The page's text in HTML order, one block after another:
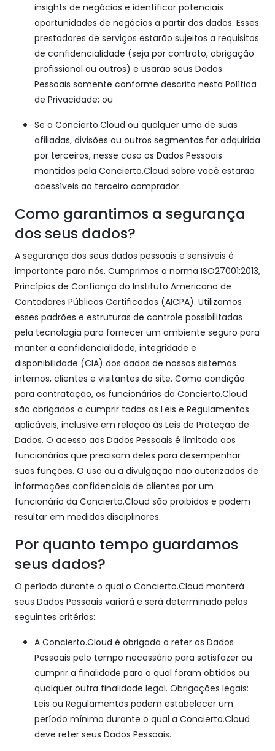
insights de negócios e identificar potenciais
oportunidades de negócios a partir dos dados. Esses
prestadores de serviços estarão sujeitos a requisitos
de confidencialidade (seja por contrato, obrigação
profissional ou outros) e usarão seus Dados
Pessoais somente conforme descrito nesta Política
de Privacidade; ou
Se a Concierto.Cloud ou qualquer uma de suas
afiliadas, divisões ou outros segmentos for adquirida
por terceiros, nesse caso os Dados Pessoais
mantidos pela Concierto.Cloud sobre você estarão
acessíveis ao terceiro comprador.
Como garantimos a segurança
dos seus dados?
A segurança dos seus dados pessoais e sensíveis é
importante para nós. Cumprimos a norma ISO27001:2013,
Princípios de Confiança do Instituto Americano de
Contadores Públicos Certificados (AICPA). Utilizamos
esses padrões e estruturas de controle possibilitadas
pela tecnologia para fornecer um ambiente seguro para
manter a confidencialidade, integridade e
disponibilidade (CIA) dos dados de nossos sistemas
internos, clientes e visitantes do site. Como condição
para contratação, os funcionários da Concierto.Cloud
são obrigados a cumprir todas as Leis e Regulamentos
aplicáveis, inclusive em relação às Leis de Proteção de
Dados. O acesso aos Dados Pessoais é limitado aos
funcionários que precisam deles para desempenhar
suas funções. O uso ou a divulgação não autorizados de
informações confidenciais de clientes por um
funcionário da Concierto.Cloud são proibidos e podem
resultar em medidas disciplinares.
Por quanto tempo guardamos
seus dados?
O período durante o qual o Concierto.Cloud manterá
seus Dados Pessoais variará e será determinado pelos
seguintes critérios:
A Concierto.Cloud é obrigada a reter os Dados
Pessoais pelo tempo necessário para satisfazer ou
cumprir a finalidade para a qual foram obtidos ou
qualquer outra finalidade legal. Obrigações legais:
Leis ou Regulamentos podem estabelecer um
período mínimo durante o qual a Concierto.Cloud
deve reter seus Dados Pessoais.